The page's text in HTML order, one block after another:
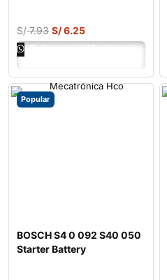
S/7.93 S/6.25
Ordenar por Whatsapp
Popular
BOSCH S4 0 092 S40 050
Starter Battery